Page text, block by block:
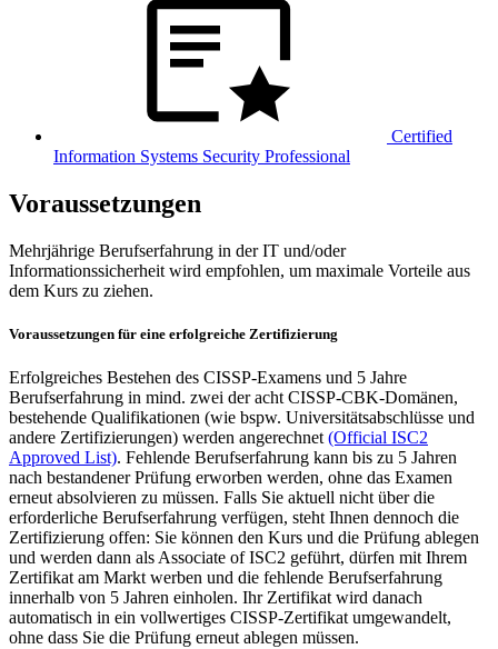
Certified
Information Systems Security Professional
Voraussetzungen
Mehrjährige Berufserfahrung in der IT und/oder
Informationssicherheit wird empfohlen, um maximale Vorteile aus
dem Kurs zu ziehen.
Voraussetzungen für eine erfolgreiche Zertifizierung
Erfolgreiches Bestehen des CISSP-Examens und 5 Jahre
Berufserfahrung in mind. zwei der acht CISSP-CBK-Domänen,
bestehende Qualifikationen (wie bspw. Universitätsabschlüsse und
andere Zertifizierungen) werden angerechnet(Official ISC2
Approved List). Fehlende Berufserfahrung kann bis zu 5 Jahren
nach bestandener Prüfung erworben werden, ohne das Examen
erneut absolvieren zu müssen. Falls Sie aktuell nicht über die
erforderliche Berufserfahrung verfügen, steht Ihnen dennoch die
Zertifizierung offen: Sie können den Kurs und die Prüfung ablegen
und werden dann als Associate of ISC2 geführt, dürfen mit Ihrem
Zertifikat am Markt werben und die fehlende Berufserfahrung
innerhalb von 5 Jahren einholen. Ihr Zertifikat wird danach
automatisch in ein vollwertiges CISSP-Zertifikat umgewandelt,
ohne dass Sie die Prüfung erneut ablegen müssen.